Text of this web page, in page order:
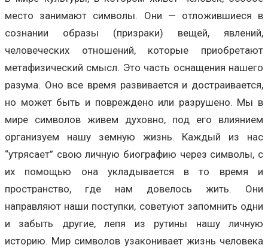
место занимают символы. Они — отложившиеся в
сознании образы (призраки) вещей, явлений,
человеческих отношений, которые приобретают
метафизический смысл. Это часть оснащения нашего
разума. Оно все время развивается и достраивается,
но может быть и повреждено или разрушено. Мы в
мире символов живем духовно, под его влиянием
организуем нашу земную жизнь. Каждый из нас
“утрясает” свою личную биографию через символы, с
их помощью она укладывается в то время и
пространство, где нам довелось жить. Они
направляют наши поступки, советуют запомнить одни
и забыть другие, лепя из рутины нашу личную
историю. Мир символов узаконивает жизнь человека